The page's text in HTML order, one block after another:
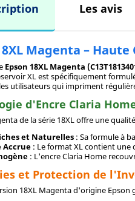
Les avis
Magenta –
Epson 18XL Magenta
XL est spécifiquement
utilisateurs qui impriment
d'Encre Claria
de la série 18XL offre une
et Naturelles : Sa formule à
Accrue : Le format XL contient
: L'encre Claria Home
et Protection de
18XL Magenta d'origine